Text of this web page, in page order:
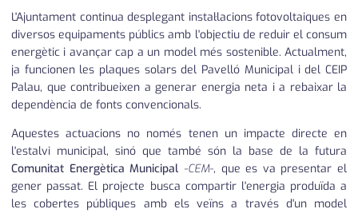
L'Ajuntament continua desplegant instal·lacions fotovoltaiques en
diversos equipaments públics amb l'objectiu de reduir el consum
energètic i avançar cap a un model més sostenible. Actualment,
ja funcionen les plaques solars del Pavelló Municipal i del CEIP
Palau, que contribueixen a generar energia neta i a rebaixar la
dependència de fonts convencionals.
Aquestes actuacions no només tenen un impacte directe en
l'estalvi municipal, sinó que també són la base de la futura
Comunitat Energètica Municipal -CEM-, que es va presentar el
gener passat. El projecte busca compartir l'energia produïda a
les cobertes públiques amb els veïns a través d'un model